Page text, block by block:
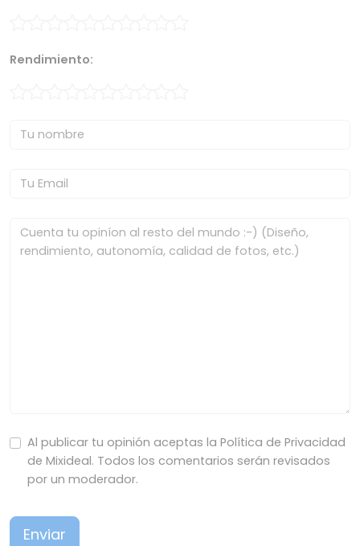
Rendimiento:
Al publicar tu opinión aceptas la Política de Privacidad
de Mixideal. Todos los comentarios serán revisados
por un moderador.
Enviar